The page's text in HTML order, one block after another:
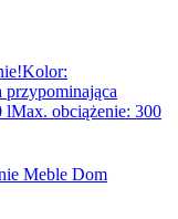
przypominająca
lMax. obciążenie: 300